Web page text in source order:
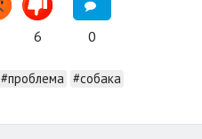
6 0
#проблема #собака